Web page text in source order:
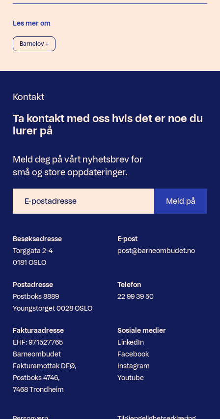
Les mer om
Barnelov +
Kontakt
Nyhetsbrev
Ta kontakt med oss hvis det er noe du
lurer på
Meld deg på vårt nyhetsbrev for
små og store oppdateringer.
postadresse
Meld på
Besøksadresse
Torggata 2-4
0181 OSLO
Postadresse
Postboks 8889
Youngstorget 0028 OSLO
Fakturaadresse
EHF: 971527765
Barneombudet
Fakturamottak DFØ,
Postboks 4746,
7468 Trondheim
E-post
post@barneombudet.no
Telefon
22 99 39 50
Sosiale medier
LinkedIn
Facebook
Instagram
Youtube